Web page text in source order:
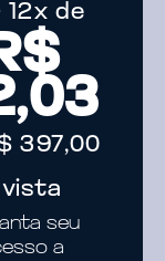
12x de
397,00
vista
seu
a